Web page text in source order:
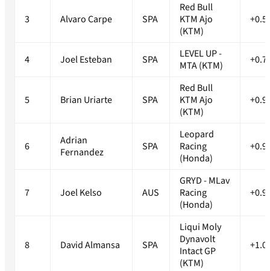
3 Alvaro Carpe SPA
Red Bull
KTM Ajo
(KTM)
4 Joel Esteban SPA
LEVEL UP -
MTA (KTM)
5 Brian Uriarte SPA
Red Bull
KTM Ajo
(KTM)
6
Adrian
Fernandez
SPA
Leopard
Racing
(Honda)
7 Joel Kelso AUS
GRYD - MLav
Racing
(Honda)
8 David Almansa SPA
Liqui Moly
Dynavolt
Intact GP
(KTM)